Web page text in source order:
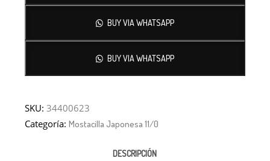
BUY VIA WHATSAPP
BUY VIA WHATSAPP
SKU:34400623
Categoría:Mostacilla Japonesa 11/0
DESCRIPCIÓN